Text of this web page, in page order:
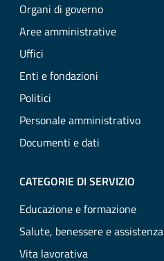
Organi di governo
Aree amministrative
Uffici
Enti e fondazioni
Politici
Personale amministrativo
Documenti e dati
CATEGORIE DI SERVIZIO
Educazione e formazione
Salute, benessere e assistenza
Vita lavorativa